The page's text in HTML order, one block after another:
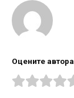
Оцените автора